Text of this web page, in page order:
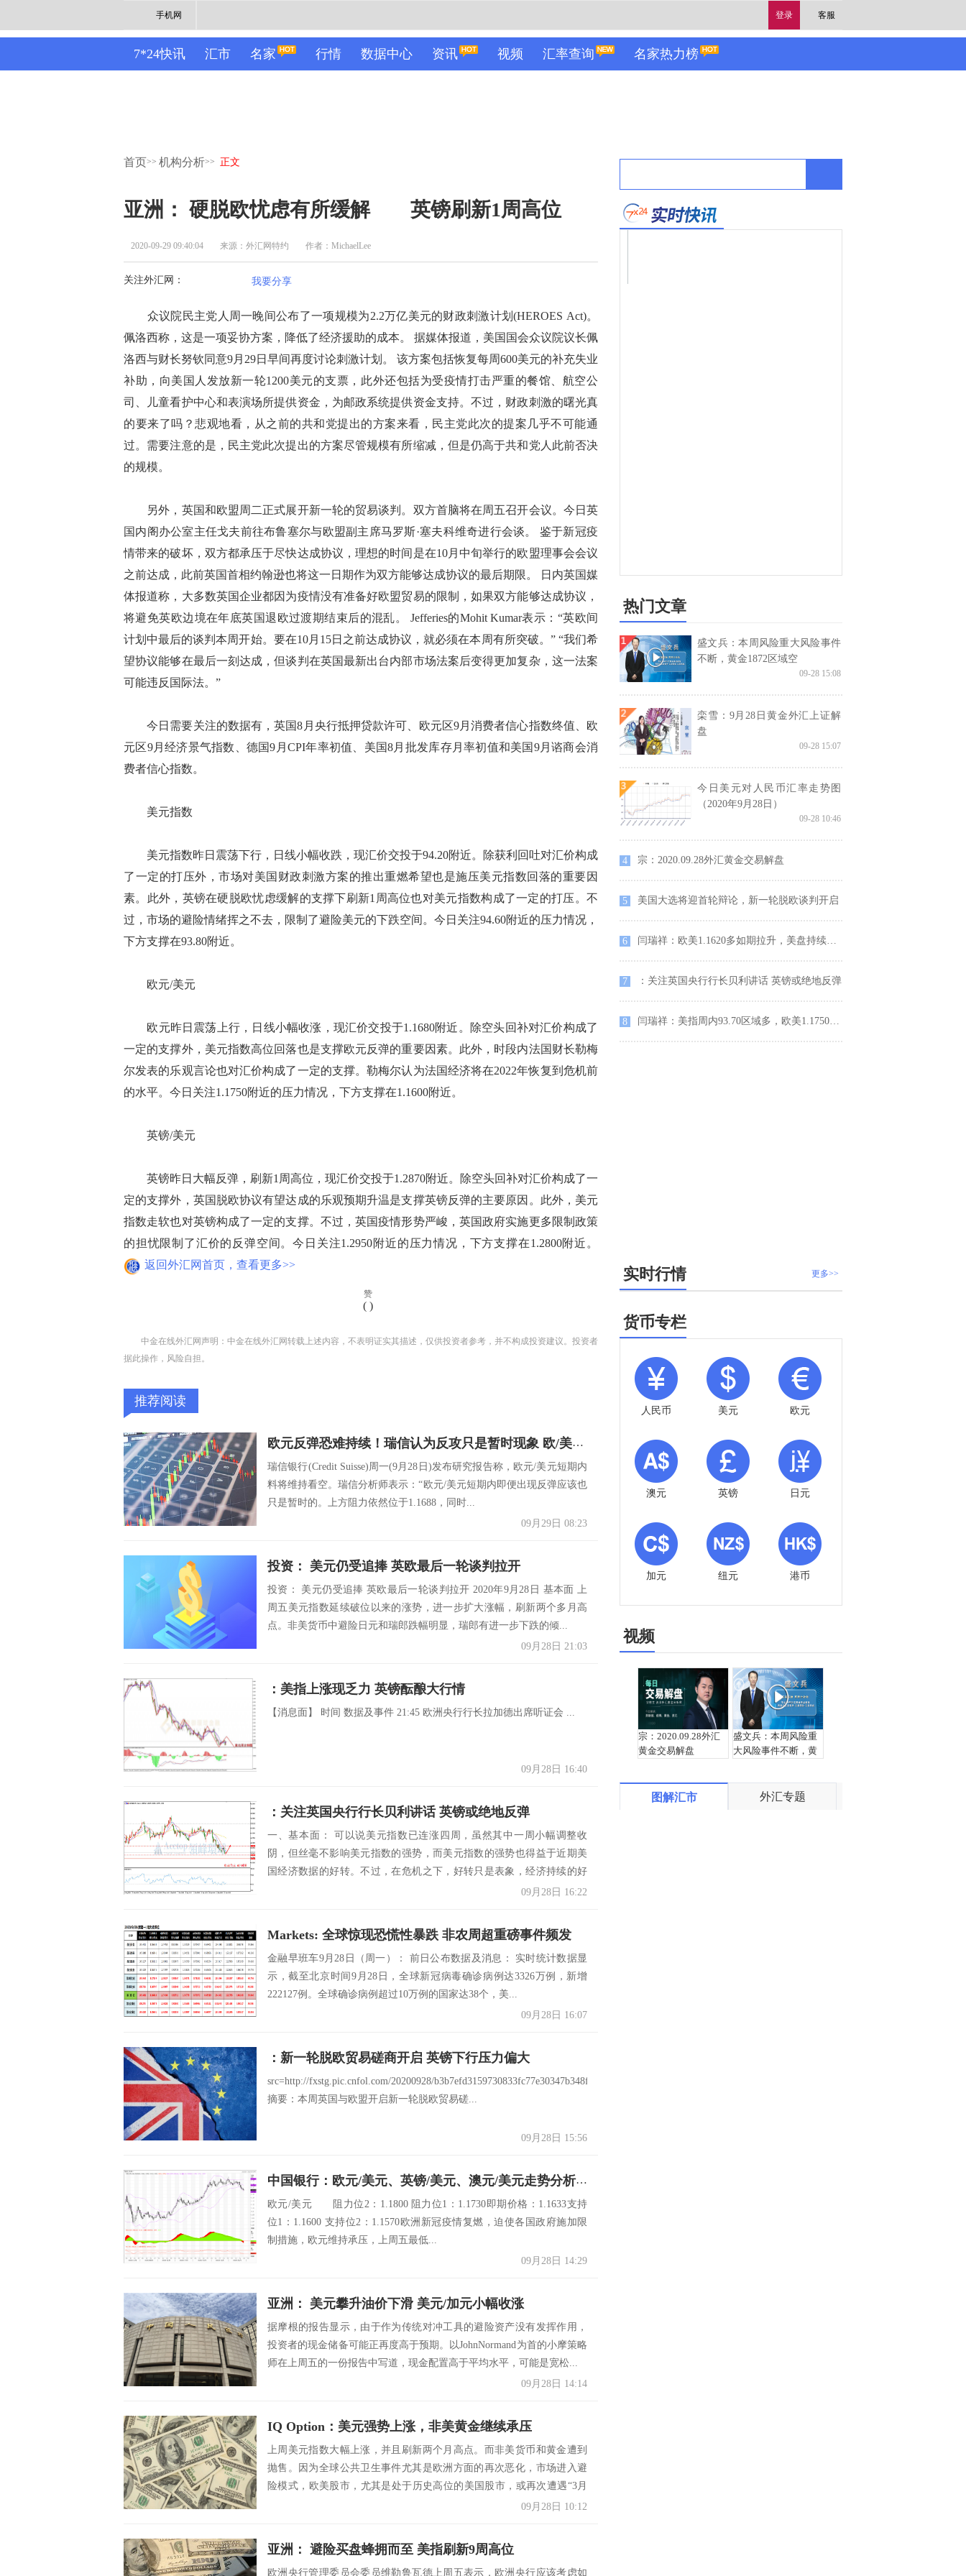
登录 客服
手机网
7*24快讯 汇市 名家 行情 数据中心 资讯 视频 汇率查询 名家热力榜
首页>> 机构分析>> 正文
亚洲： 硬脱欧忧虑有所缓解 英镑刷新1周高位
2020-09-29 09:40:04 来源：外汇网特约 作者：MichaelLee
关注外汇网： 我要分享
众议院民主党人周一晚间公布了一项规模为2.2万亿美元的财政刺激计划(HEROES Act)。
佩洛西称，这是一项妥协方案，降低了经济援助的成本。 据媒体报道，美国国会众议院议长佩
洛西与财长努钦同意9月29日早间再度讨论刺激计划。 该方案包括恢复每周600美元的补充失业
补助，向美国人发放新一轮1200美元的支票，此外还包括为受疫情打击严重的餐馆、航空公
司、儿童看护中心和表演场所提供资金，为邮政系统提供资金支持。不过，财政刺激的曙光真
的要来了吗？悲观地看，从之前的共和党提出的方案来看，民主党此次的提案几乎不可能通
过。需要注意的是，民主党此次提出的方案尽管规模有所缩减，但是仍高于共和党人此前否决
的规模。
另外，英国和欧盟周二正式展开新一轮的贸易谈判。双方首脑将在周五召开会议。今日英
国内阁办公室主任戈夫前往布鲁塞尔与欧盟副主席马罗斯·塞夫科维奇进行会谈。 鉴于新冠疫
情带来的破坏，双方都承压于尽快达成协议，理想的时间是在10月中旬举行的欧盟理事会会议
之前达成，此前英国首相约翰逊也将这一日期作为双方能够达成协议的最后期限。 日内英国媒
体报道称，大多数英国企业都因为疫情没有准备好欧盟贸易的限制，如果双方能够达成协议，
将避免英欧边境在年底英国退欧过渡期结束后的混乱。 Jefferies的Mohit Kumar表示：“英欧间
计划中最后的谈判本周开始。要在10月15日之前达成协议，就必须在本周有所突破。” “我们希
望协议能够在最后一刻达成，但谈判在英国最新出台内部市场法案后变得更加复杂，这一法案
可能违反国际法。”
今日需要关注的数据有，英国8月央行抵押贷款许可、欧元区9月消费者信心指数终值、欧
元区9月经济景气指数、德国9月CPI年率初值、美国8月批发库存月率初值和美国9月谘商会消
费者信心指数。
美元指数
美元指数昨日震荡下行，日线小幅收跌，现汇价交投于94.20附近。除获利回吐对汇价构成
了一定的打压外，市场对美国财政刺激方案的推出重燃希望也是施压美元指数回落的重要因
素。此外，英镑在硬脱欧忧虑缓解的支撑下刷新1周高位也对美元指数构成了一定的打压。不
过，市场的避险情绪挥之不去，限制了避险美元的下跌空间。今日关注94.60附近的压力情况，
下方支撑在93.80附近。
欧元/美元
欧元昨日震荡上行，日线小幅收涨，现汇价交投于1.1680附近。除空头回补对汇价构成了
一定的支撑外，美元指数高位回落也是支撑欧元反弹的重要因素。此外，时段内法国财长勒梅
尔发表的乐观言论也对汇价构成了一定的支撑。勒梅尔认为法国经济将在2022年恢复到危机前
的水平。今日关注1.1750附近的压力情况，下方支撑在1.1600附近。
英镑/美元
英镑昨日大幅反弹，刷新1周高位，现汇价交投于1.2870附近。除空头回补对汇价构成了一
定的支撑外，英国脱欧协议有望达成的乐观预期升温是支撑英镑反弹的主要原因。此外，美元
指数走软也对英镑构成了一定的支撑。不过，英国疫情形势严峻，英国政府实施更多限制政策
的担忧限制了汇价的反弹空间。今日关注1.2950附近的压力情况，下方支撑在1.2800附近。
返回外汇网首页，查看更多>>
赞
( )
中金在线外汇网声明：中金在线外汇网转载上述内容，不表明证实其描述，仅供投资者参考，并不构成投资建议。投资者
据此操作，风险自担。
推荐阅读
欧元反弹恐难持续！瑞信认为反攻只是暂时现象 欧/美恐深度回撤
瑞信银行(Credit Suisse)周一(9月28日)发布研究报告称，欧元/美元短期内
料将维持看空。瑞信分析师表示：“欧元/美元短期内即便出现反弹应该也
只是暂时的。上方阻力依然位于1.1688，同时...
09月29日 08:23
投资： 美元仍受追捧 英欧最后一轮谈判拉开
投资： 美元仍受追捧 英欧最后一轮谈判拉开 2020年9月28日 基本面 上
周五美元指数延续破位以来的涨势，进一步扩大涨幅，刷新两个多月高
点。非美货币中避险日元和瑞郎跌幅明显，瑞郎有进一步下跌的倾...
09月28日 21:03
：美指上涨现乏力 英镑酝酿大行情
【消息面】 时间 数据及事件 21:45 欧洲央行行长拉加德出席听证会 ...
09月28日 16:40
：关注英国央行行长贝利讲话 英镑或绝地反弹
一、基本面： 可以说美元指数已连涨四周，虽然其中一周小幅调整收
阴，但丝毫不影响美元指数的强势，而美元指数的强势也得益于近期美
国经济数据的好转。不过，在危机之下，好转只是表象，经济持续的好
09月28日 16:22
Markets: 全球惊现恐慌性暴跌 非农周超重磅事件频发
金融早班车9月28日（周一）： 前日公布数据及消息： 实时统计数据显
示，截至北京时间9月28日，全球新冠病毒确诊病例达3326万例，新增
222127例。全球确诊病例超过10万例的国家达38个，美...
09月28日 16:07
：新一轮脱欧贸易磋商开启 英镑下行压力偏大
src=http://fxstg.pic.cnfol.com/20200928/b3b7efd3159730833fc77e30347b348f.jpg
摘要：本周英国与欧盟开启新一轮脱欧贸易磋...
09月28日 15:56
中国银行：欧元/美元、英镑/美元、澳元/美元走势分析（9月28日）
欧元/美元 阻力位2：1.1800 阻力位1：1.1730即期价格：1.1633支持
位1：1.1600 支持位2：1.1570欧洲新冠疫情复燃，迫使各国政府施加限
制措施，欧元维持承压，上周五最低...
09月28日 14:29
亚洲： 美元攀升油价下滑 美元/加元小幅收涨
据摩根的报告显示，由于作为传统对冲工具的避险资产没有发挥作用，
投资者的现金储备可能正再度高于预期。以JohnNormand为首的小摩策略
师在上周五的一份报告中写道，现金配置高于平均水平，可能是宽松...
09月28日 14:14
IQ Option：美元强势上涨，非美黄金继续承压
上周美元指数大幅上涨，并且刷新两个月高点。而非美货币和黄金遭到
抛售。因为全球公共卫生事件尤其是欧洲方面的再次恶化，市场进入避
险模式，欧美股市，尤其是处于历史高位的美国股市，或再次遭遇“3月
09月28日 10:12
亚洲： 避险买盘蜂拥而至 美指刷新9周高位
欧洲央行管理委员会委员维勒鲁瓦德上周五表示，欧洲央行应该考虑如
热门文章
盛文兵：本周风险重大风险事件
不断，黄金1872区域空
09-28 15:08
栾雪：9月28日黄金外汇上证解
盘
09-28 15:07
今日美元对人民币汇率走势图
（2020年9月28日）
09-28 10:46
4 宗：2020.09.28外汇黄金交易解盘
5 美国大选将迎首轮辩论，新一轮脱欧谈判开启
6 闫瑞祥：欧美1.1620多如期拉升，美盘持续看修正
7 ：关注英国央行行长贝利讲话 英镑或绝地反弹
8 闫瑞祥：美指周内93.70区域多，欧美1.1750区域空
更多>>
实时行情
货币专栏
人民币 美元 欧元
澳元 英镑 日元
加元 纽元 港币
视频
宗：2020.09.28外汇
黄金交易解盘
盛文兵：本周风险重
大风险事件不断，黄
图解汇市 外汇专题